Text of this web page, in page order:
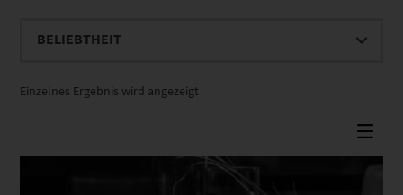
Einzelnes Ergebnis wird angezeigt
Dieses Produkt weist mehrere Varianten auf. Die Optionen können auf der Produktseite gewählt werden